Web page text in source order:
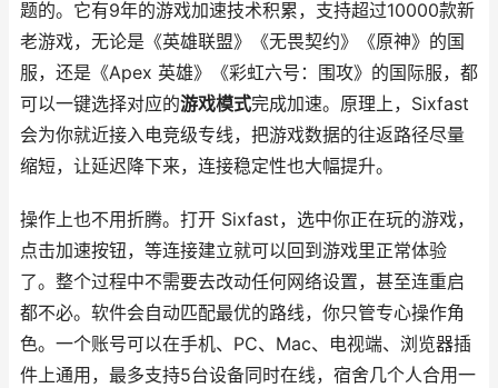
题的。它有9年的游戏加速技术积累，支持超过10000款新
老游戏，无论是《英雄联盟》《无畏契约》《原神》的国
服，还是《Apex 英雄》《彩虹六号：围攻》的国际服，都
可以一键选择对应的游戏模式完成加速。原理上，Sixfast
会为你就近接入电竞级专线，把游戏数据的往返路径尽量
缩短，让延迟降下来，连接稳定性也大幅提升。
操作上也不用折腾。打开 Sixfast，选中你正在玩的游戏，
点击加速按钮，等连接建立就可以回到游戏里正常体验
了。整个过程中不需要去改动任何网络设置，甚至连重启
都不必。软件会自动匹配最优的路线，你只管专心操作角
色。一个账号可以在手机、PC、Mac、电视端、浏览器插
件上通用，最多支持5台设备同时在线，宿舍几个人合用一